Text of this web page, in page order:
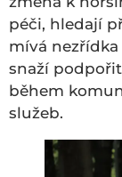
péči, hledají
mívá
snaží
během
služeb.